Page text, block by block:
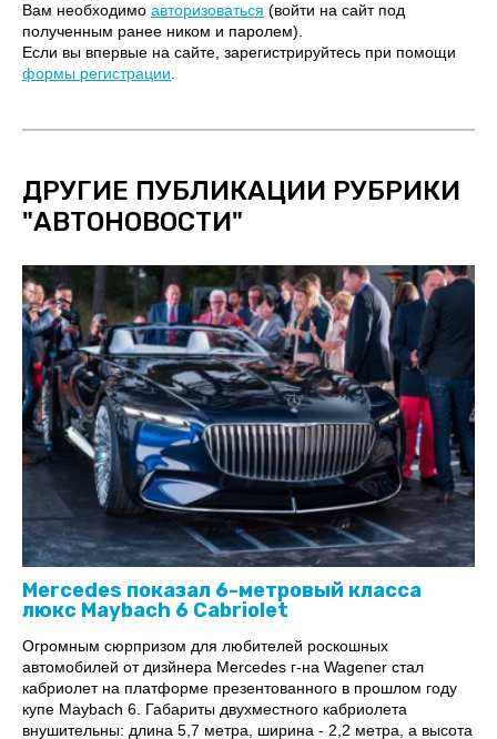
Вам необходимо авторизоваться (войти на сайт под
полученным ранее ником и паролем).
Если вы впервые на сайте, зарегистрируйтесь при помощи
формы регистрации
ДРУГИЕ ПУБЛИКАЦИИ РУБРИКИ
"АВТОНОВОСТИ"
Mercedes показал 6-метровый класса
люкс Maybach 6 Cabriolet
Огромным сюрпризом для любителей роскошных
автомобилей от дизйнера Меrcedes г-на Wagener стал
кабриолет на платформе презентованного в прошлом году
купе Maybach 6. Габариты двухместного кабриолета
внушительны: длина 5,7 метра, ширина - 2,2 метра, а высота